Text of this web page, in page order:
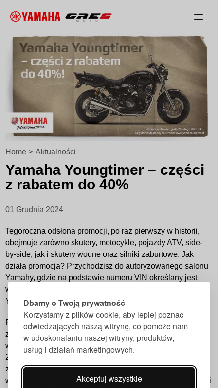
Dbamy o Twoją prywatność
Korzystamy z plików cookie, aby lepiej poznać
odwiedzających naszą witrynę, co pomoże nam
w udoskonalaniu naszej witryny, produktów,
usług i działań marketingowych.
Akceptuj wszystkie
Home > Aktualności
Yamaha Youngtimer – części
z rabatem do 40%
01 Grudnia 2024
Tegoroczna odsłona promocji, po raz pierwszy w historii,
obejmuje zarówno skutery, motocykle, pojazdy ATV, side-
by-side, jak i skutery wodne oraz silniki zaburtowe. Jak
działa promocja? Przychodzisz do autoryzowanego salonu
Yamahy, gdzie na podstawie numeru VIN określany jest
wiek Twojego pojazdu. 15 lat oznacza 15% zniżki na olej
Yamalube i oryginalne części, 16 lat – 16% itd.
Przykład? Na wodzie bawisz się kultowym WaveRunnerem
z rocznika 2007 – otrzymujesz 17% zniżki. Jeśli jesteś
właścicielem Yamahy V-Max z 2004 – zyskujesz rabat aż
20%. Im starsza jest więc Twoja Yamaha, tym więcej
zostaje w Twojej kieszeni! Zima to doskonały czas na
wykonanie przeglądu, ominięcie kolejki do serwisu, a dzięki